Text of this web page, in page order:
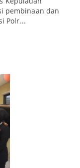
pembinaan dan
Polr...